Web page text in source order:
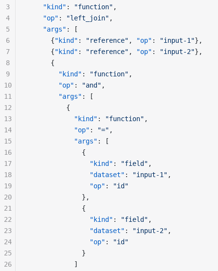
    "kind"
: "function" ,
    "op"
: "left_join"
    "args"
: [
      {
"kind" : "reference" , "op" : "input-1"
      {
"kind" : "reference" , "op" : "input-2"
        "kind"
: "function" ,
        "op"
: "and" ,
        "args"
: [
          {
            "kind"
: "function" ,
            "op"
: "=" ,
            "args"
: [
              {
                "kind"
: "field" ,
                "dataset"
: "input-1"
                "op"
:
"id"
              },
              {
                "kind"
: "field" ,
                "dataset"
: "input-2"
                "op"
:
"id"
              }
            ]
3
4
5
6
7
8
9
10
11
12
13
14
15
16
17
18
19
20
21
22
23
24
25
26